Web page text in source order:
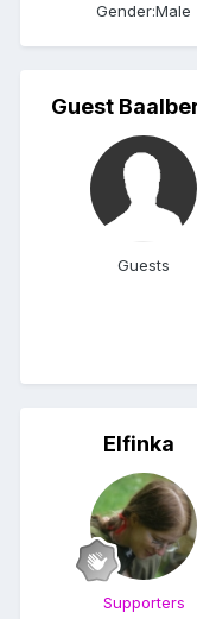
Gender:Male
Guest
Guests
Elfinka
Supporters